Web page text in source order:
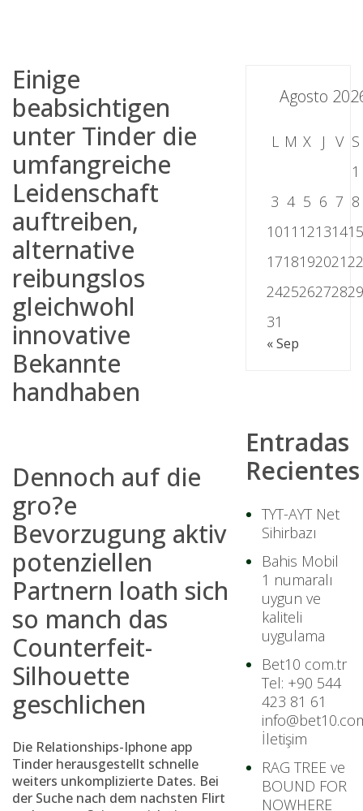
Einige
beabsichtigen
unter Tinder die
umfangreiche
Leidenschaft
auftreiben,
alternative
reibungslos
gleichwohl
innovative
Bekannte
handhaben
Dennoch auf die
gro?e
Bevorzugung aktiv
potenziellen
Partnern loath sich
so manch das
Counterfeit-
Silhouette
geschlichen
Die Relationships-Iphone app
Tinder herausgestellt schnelle
weiters unkomplizierte Dates. Bei
der Suche nach dem nachsten Flirt
Agosto
L M X J V S
1
3 4 5 6 7 8
1011 121314
1718192021
2425262728
31
« Sep
Entradas
Recientes
TYT-AYT Net
Sihirbazı
Bahis Mobil
1 numaralı
uygun ve
kaliteli
uygulama
Bet10 com.tr
Tel: +90 544
423 81 61
İletişim
RAG TREE ve
BOUND FOR
NOWHERE